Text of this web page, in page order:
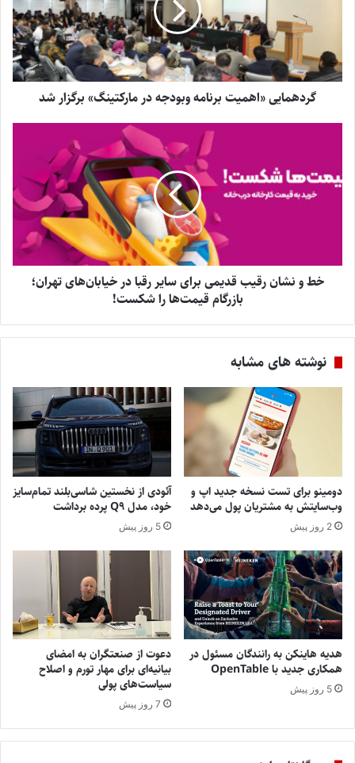
گردهمایی «اهمیت برنامه وبودجه در مارکتینگ» برگزار شد
خط و نشان رقیب قدیمی برای سایر رقبا در خیابان‌های تهران؛
بازرگام قیمت‌ها را شکست!
نوشته های مشابه
دومینو برای تست نسخه جدید اپ و
وب‌سایتش به مشتریان پول می‌دهد
2 روز پیش
آئودی از نخستین شاسی‌بلند تمام‌سایز
خود، مدل Q9 پرده برداشت
5 روز پیش
هدیه هاینکن به رانندگان مسئول در
همکاری جدید با OpenTable
5 روز پیش
دعوت از صنعتگران به امضای
بیانیه‌ای برای مهار تورم و اصلاح
سیاست‌های پولی
7 روز پیش